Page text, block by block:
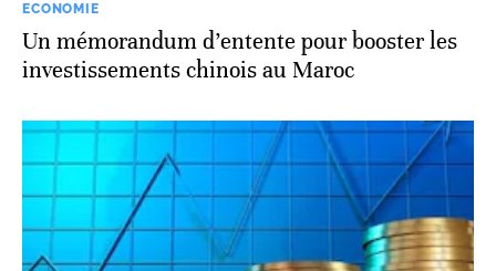
ECONOMIE
Un mémorandum d’entente pour booster les
investissements chinois au Maroc